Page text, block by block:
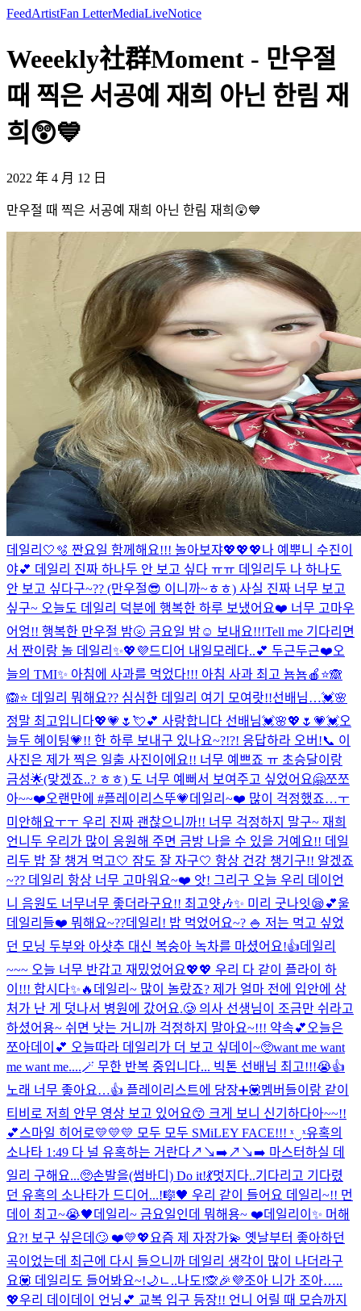
FeedArtistFan LetterMediaLiveNotice
Weeekly社群Moment - 만우절
때 찍은 서공예 재희 아닌 한림 재
희😲💙
2022 年 4 月 12 日
만우절 때 찍은 서공예 재희 아닌 한림 재희😲💙
데일리🤍🫧 짠요일 함께해요!!! 놀아보쟈💖💖💖나 예뿌니 수진이
야💕 데일리 진짜 하나두 안 보고 싶다 ㅠㅠ 데일리두 나 하나도
안 보고 싶다구~?? (만우절😎 이니까~ㅎㅎ) 사실 진짜 너무 보고
싶구~ 오늘도 데일리 덕분에 행복한 하루 보냈어요❤️ 너무 고마우
어엉!! 행복한 만우절 밤🌝 금요일 밤☺️ 보내요!!!Tell me 기다리면
서 짠이랑 놀 데일리✨💖💜드디어 내일모레다..💕 두근두근❤️오
늘의 TMI✨ 아침에 사과를 먹었다!!! 아침 사과 최고 뇸뇸🍎 ⭐️🙈
🙉⭐️ 데일리 뭐해요?? 심심한 데일리 여기 모여랏!!선배님…💓🌸
정말 최고입니다💖💗🌷💘💕 사랑합니다 선배님💓🌸💖🌷💗💓오
늘두 혜이팅💗!! 한 하루 보내구 있나요~?!?! 응답하라 오버!📞 이
사진은 제가 찍은 일출 사진이에요!! 너무 예쁘죠 ㅠ 초승달이랑
금성🌟(맞겠죠..? ㅎㅎ) 도 너무 예뻐서 보여주고 싶었어요🤗쪼쪼
아~~❤️오랜만에 #플레이리스뚜💗데일리~❤️ 많이 걱정했죠…ㅜ
미안해요ㅜㅜ 우리 진짜 괜찮으니까!! 너무 걱정하지 말구~ 재희
언니두 우리가 많이 응원해 주면 금방 나을 수 있을 거예요!! 데일
리두 밥 잘 챙겨 먹고🤍 잠도 잘 자구🤍 항상 건강 챙기구!! 알겠죠
~?? 데일리 항상 너무 고마워요~❤️ 앗! 그리구 오늘 우리 데이언
니 음원도 너무너무 좋더라구요!! 최고얏🎶✨ 미리 굿나잇😪💕울
데일리들❤️ 뭐해요~??데일리! 밥 먹었어요~? 🍚 저는 먹고 싶었
던 모닝 두부와 아샷추 대신 복숭아 녹차를 마셨어요!👍데일리
~~~ 오늘 너무 반갑고 재밌었어요💖💖 우리 다 같이 플라이 하
이!!! 합시다✨🔥 데일리~ 많이 놀랐죠? 제가 얼마 전에 입안에 상
처가 난 게 덧나서 병원에 갔어요.🥲 의사 선생님이 조금만 쉬라고
하셨어용~ 쉬면 낫는 거니까 걱정하지 말아요~!!! 약속💕 오늘은
쪼아데이💕 오늘따라 데일리가 더 보고 싶데이~🥺want me want
me want me....🪄 무한 반복 중입니다... 빅톤 선배님 최고!!!😭👍
노래 너무 좋아요…👍 플레이리스트에 당장➕💟멤버들이랑 같이
티비로 저희 안무 영상 보고 있어요😙 크게 보니 신기하다아~~!!
💕스마일 히어로💛💛💛 모두 모두 SMiLEY FACE!!! ˣ‿ˣ유혹의
소나타 1:49 다 널 유혹하는 거란다↗️↘️➡️↗️↘️➡️ 마스터하실 데
일리 구해요...🥺손발을(썸바디) Do it!💃멋지다..기다리고 기다렸
던 유혹의 소나타가 드디어...!🎼🖤 우리 같이 들어요 데일리~!! 먼
데이 최고~😭🖤데일리~ 금요일인데 뭐해용~ ❤️데일리이✨ 머해
요?! 보구 싶은데🙄 ❤️💛💖 요즘 제 자장가💫 옛날부터 좋아하던
곡이었는데 최근에 다시 들으니까 데일리 생각이 많이 나더라구
요💟 데일리도 들어봐요~!🌙 ㄴ..나도!🙊🎉💜조아 니가 조아…..
💖우리 데이데이 언닝💕 교복 입구 등장!! 언니 어릴 때 모습까지